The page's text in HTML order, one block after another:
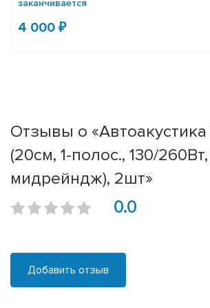
заканчивается
4 000 ₽
Отзывы о «Автоакустика
(20см, 1-полос., 130/260Вт,
мидрейндж), 2шт»
0.0
Добавить отзыв